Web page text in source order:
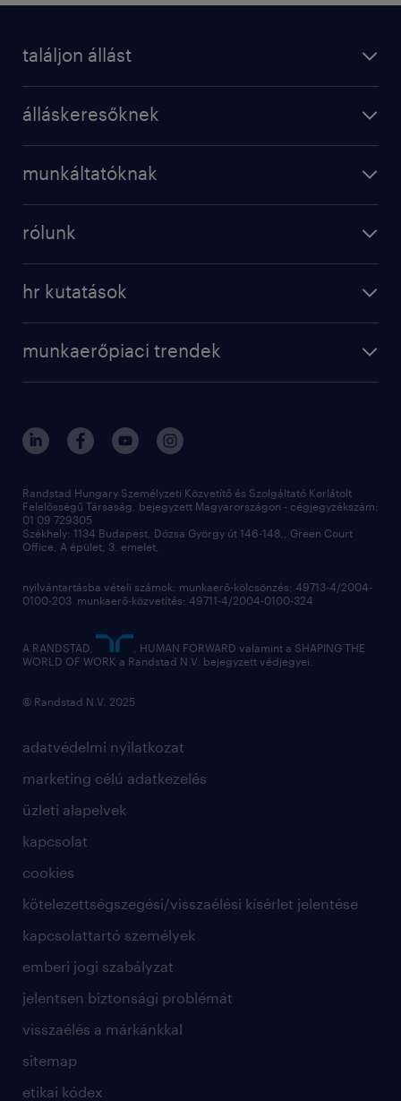
találjon állást
álláskeresőknek
karrier tippek
kapcsolat
munkáltatóknak
operational
kapcsolat
rólunk
hr kutatások
employer brand research
munkaerőpiaci trendek
hr kutatások
kiválasztás
megtartás
munkahelyi teljesítmény
toborzás
munkaerőpiac
hírlevél
adatvédelmi nyilatkozat
marketing célú adatkezelés
üzleti alapelvek
kapcsolat
cookies
kötelezettségszegési/visszaélési kísérlet jelentése
kapcsolattartó személyek
emberi jogi szabályzat
jelentsen biztonsági problémát
visszaélés a márkánkkal
sitemap
etikai kódex
Randstad Hungary Személyzeti Közvetítő és Szolgáltató Korlátolt
Felelősségű Társaság, bejegyzett Magyarországon - cégjegyzékszám:
01 09 729305
Székhely: 1134 Budapest, Dózsa György út 146-148., Green Court
Office, A épület, 3. emelet,
nyilvántartásba vételi számok: munkaerő-kölcsönzés: 49713-4/2004-
0100-203 munkaerő-közvetítés: 49711-4/2004-0100-324
A RANDSTAD,
, HUMAN FORWARD valamint a SHAPING THE
WORLD OF WORK a Randstad N.V. bejegyzett védjegyei.
© Randstad N.V. 2025